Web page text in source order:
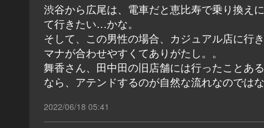
渋谷から広尾は、電車だと恵比寿で乗り換え
て行きたい…かな。
そして、この男性の場合、カジュアル店に行
マナが合わせやすくてありがたし。。
舞香さん、田中田の旧店舗には行ったことあ
なら、アテンドするのが自然な流れなのでは
2022/06/18 05:41